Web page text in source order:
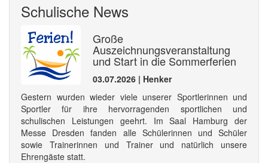
Schulische News
Große
Auszeichnungsveranstaltung
und Start in die Sommerferien
03.07.2026 | Henker
Gestern wurden wieder viele unserer Sportlerinnen und
Sportler für ihre hervorragenden sportlichen und
schulischen Leistungen geehrt. Im Saal Hamburg der
Messe Dresden fanden alle Schülerinnen und Schüler
sowie Trainerinnen und Trainer und natürlich unsere
Ehrengäste statt.